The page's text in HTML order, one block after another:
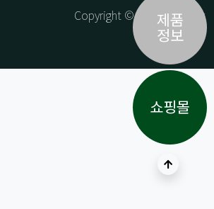
Copyright © ARK All Rights
Reserved.
상단으로
제품
정보
쇼핑몰